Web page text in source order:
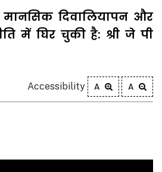
मानसिक दिवालियापन और
में घिर चुकी है: श्री जे पी
Accessibility A A